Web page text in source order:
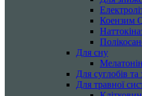
Коензим
Для сну
Мелатонін
Для суглобів та
Для травної